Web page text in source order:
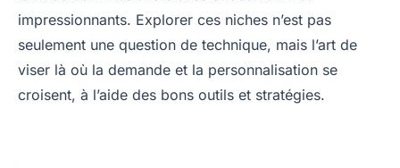
impressionnants. Explorer ces niches n’est pas
seulement une question de technique, mais l’art de
viser là où la demande et la personnalisation se
croisent, à l’aide des bons outils et stratégies.